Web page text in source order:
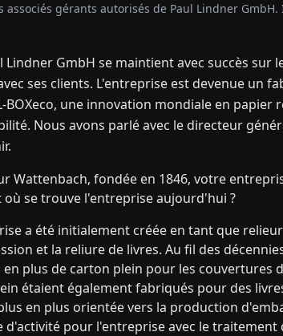
associés gérants autorisés de Paul Lindner
Lindner GmbH se maintient avec succès
ses clients. L'entreprise est devenue un
une innovation mondiale en papier
Nous avons parlé avec le directeur
Wattenbach, fondée en 1846, votre
où se trouve l'entreprise aujourd'hui ?
a été initialement créée en tant que
et la reliure de livres. Au fil des
plus de carton plein pour les couvertures
étaient également fabriqués pour des
en plus orientée vers la production
d'activité pour l'entreprise avec le